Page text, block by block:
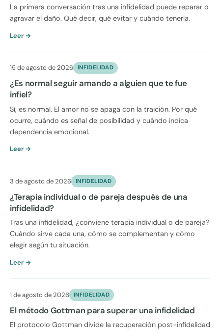
La primera conversación tras una infidelidad puede reparar o
agravar el daño. Qué decir, qué evitar y cuándo tenerla.
Leer →
15 de agosto de 2026 INFIDELIDAD
¿Es normal seguir amando a alguien que te fue
infiel?
Sí, es normal. El amor no se apaga con la traición. Por qué
ocurre, cuándo es señal de posibilidad y cuándo indica
dependencia emocional.
Leer →
3 de agosto de 2026 INFIDELIDAD
¿Terapia individual o de pareja después de una
infidelidad?
Tras una infidelidad, ¿conviene terapia individual o de pareja?
Cuándo sirve cada una, cómo se complementan y cómo
elegir según tu situación.
Leer →
1 de agosto de 2026 INFIDELIDAD
El método Gottman para superar una infidelidad
El protocolo Gottman divide la recuperación post-infidelidad